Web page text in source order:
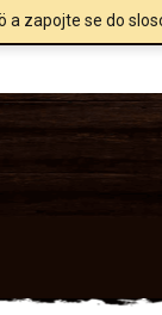
zapojte se do